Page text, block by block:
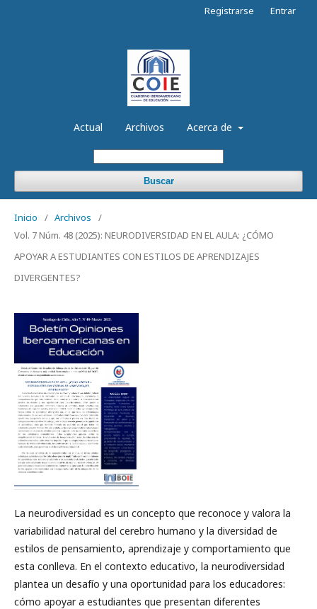
Actual Archivos Acerca de
Buscar
Registrarse Entrar
Inicio / Archivos
/
Vol. 7 Núm. 48 (2025): NEURODIVERSIDAD EN EL AULA: ¿CÓMO
APOYAR A ESTUDIANTES CON ESTILOS DE APRENDIZAJES
DIVERGENTES?
La neurodiversidad es un concepto que reconoce y valora la
variabilidad natural del cerebro humano y la diversidad de
estilos de pensamiento, aprendizaje y comportamiento que
esta conlleva. En el contexto educativo, la neurodiversidad
plantea un desafío y una oportunidad para los educadores:
cómo apoyar a estudiantes que presentan diferentes